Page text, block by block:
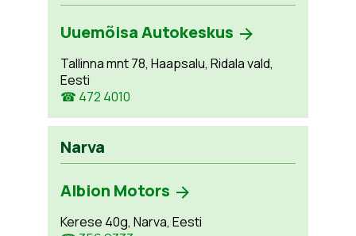
Uuemõisa Autokeskus
Tallinna mnt 78, Haapsalu, Ridala vald,
Eesti
☎ 472 4010
Narva
Albion Motors
Kerese 40g, Narva, Eesti